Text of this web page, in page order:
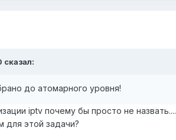
сказал:
до атомарного уровня!
iptv почему бы просто не назвать....
для этой задачи?